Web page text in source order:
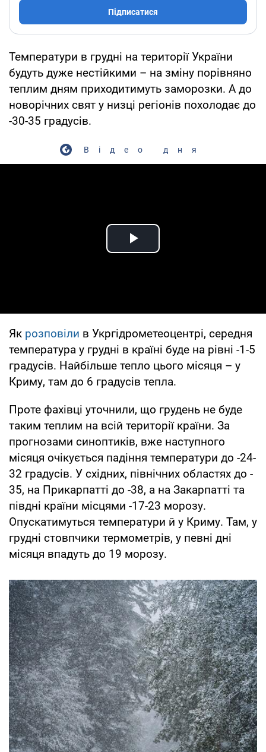
Підписатися
Температури в грудні на території України
будуть дуже нестійкими – на зміну порівняно
теплим дням приходитимуть заморозки. А до
новорічних свят у низці регіонів похолодає до
-30-35 градусів.
Відео дня
Play Video
Як розповіли в Укргідрометеоцентрі, середня
температура у грудні в країні буде на рівні -1-5
градусів. Найбільше тепло цього місяця – у
Криму, там до 6 градусів тепла.
Проте фахівці уточнили, що грудень не буде
таким теплим на всій території країни. За
прогнозами синоптиків, вже наступного
місяця очікується падіння температури до -24-
32 градусів. У східних, північних областях до -
35, на Прикарпатті до -38, а на Закарпатті та
півдні країни місцями -17-23 морозу.
Опускатимуться температури й у Криму. Там, у
грудні стовпчики термометрів, у певні дні
місяця впадуть до 19 морозу.